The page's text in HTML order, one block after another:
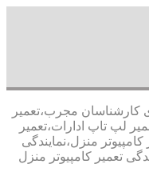
نسیمی،شبانه روزی کارشناسان مجرب،تعمیر
لپ تاپ ادارات،تعمیر
منزل،نمایندگی
تعمیر کامپیوتر منزل